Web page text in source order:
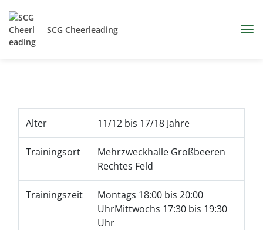
SCG Cheerleading
Alter 11/12 bis 17/18 Jahre
Trainingsort
Mehrzweckhalle Großbeeren
Rechtes Feld
Trainingszeit
Montags 18:00 bis 20:00
UhrMittwochs 17:30 bis 19:30
Uhr